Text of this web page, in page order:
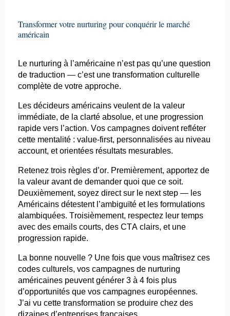
Transformer votrenurturingpour conquérir le marché
américain
Le nurturing à l’américaine n’est pas qu’une question
de traduction — c’est une transformation culturelle
complète de votre approche.
Les décideurs américains veulent de la valeur
immédiate, de la clarté absolue, et une progression
rapide vers l’action. Vos campagnes doivent refléter
cette mentalité : value-first, personnalisées au niveau
account, et orientées résultats mesurables.
Retenez trois règles d’or. Premièrement, apportez de
la valeur avant de demander quoi que ce soit.
Deuxièmement, soyez direct sur le next step— les
Américains détestent l’ambiguïté et les formulations
alambiquées. Troisièmement, respectez leur temps
avec des emailscourts, des CTA clairs, et une
progression rapide.
La bonne nouvelle ? Une fois que vous maîtrisez ces
codes culturels, vos campagnes de nurturing
américaines peuvent générer 3 à 4 fois plus
d’opportunités que vos campagnes européennes.
J’ai vu cette transformation se produire chez des